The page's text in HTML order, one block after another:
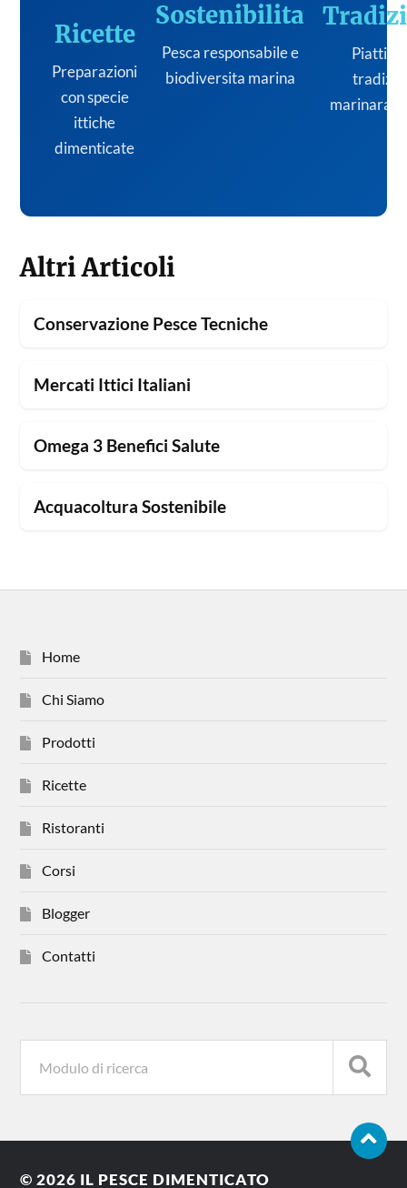
Ricette
Preparazioni
con specie
ittiche
dimenticate
Sostenibilita
Pesca responsabile e
biodiversita marina
Piatti
marinara
Altri Articoli
Conservazione Pesce Tecniche
Mercati Ittici Italiani
Omega 3 Benefici Salute
Acquacoltura Sostenibile
Home
Chi Siamo
Prodotti
Ricette
Ristoranti
Corsi
Blogger
Contatti
© 2026 IL PESCE DIMENTICATO